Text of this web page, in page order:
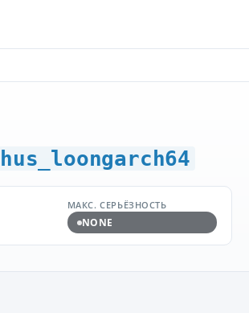
МАКС. СЕРЬЁЗНОСТЬ
NONE